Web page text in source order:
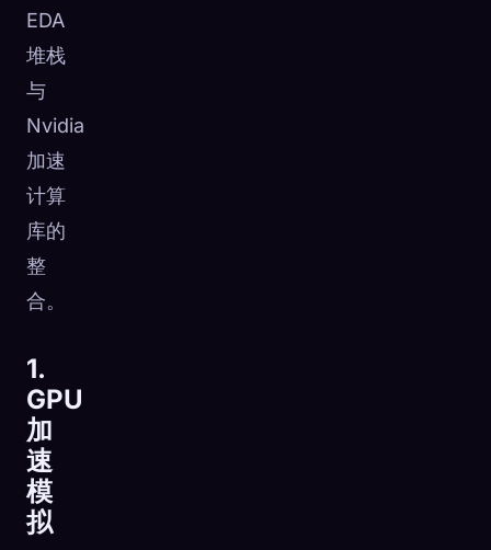
EDA
堆栈
与
Nvidia
加速
计算
库的
整
合。
1.
GPU
加
速
模
拟